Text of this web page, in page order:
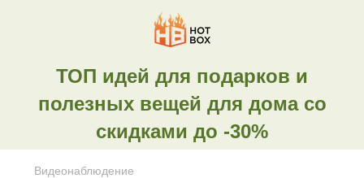
ТОП идей для подарков и
полезных вещей для дома со
скидками до -30%
Видеонаблюдение